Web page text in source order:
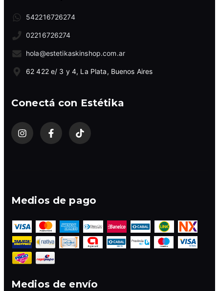
542216726274
02216726274
hola@estetikaskinshop.com.ar
62 422 e/ 3 y 4, La Plata, Buenos Aires
Conectá con Estétika
Medios de pago
Medios de envío